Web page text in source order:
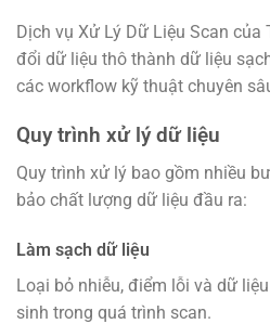
Dịch vụ Xử Lý Dữ Liệu Scan của
đổi dữ liệu thô thành dữ liệu
các workflow kỹ thuật chuyên
Quy trình xử lý dữ liệu
Quy trình xử lý bao gồm nhiều
bảo chất lượng dữ liệu đầu ra:
Làm sạch dữ liệu
Loại bỏ nhiễu, điểm lỗi và dữ
sinh trong quá trình scan.